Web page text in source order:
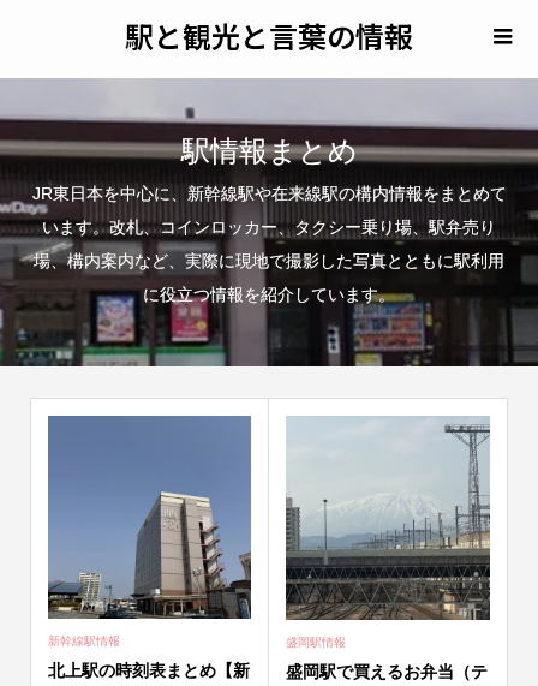
駅と観光と言葉の情報
駅情報まとめ
JR東日本を中心に、新幹線駅や在来線駅の構内情報をまとめて
います。改札、コインロッカー、タクシー乗り場、駅弁売り
場、構内案内など、実際に現地で撮影した写真とともに駅利用
に役立つ情報を紹介しています。
新幹線駅情報
北上駅の時刻表まとめ【新
盛岡駅情報
盛岡駅で買えるお弁当（テ